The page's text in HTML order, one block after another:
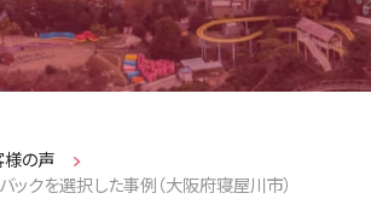
でお悩みの方
でお悩みの方
物件でお悩みの方
様の声
ックを選択した事例（大阪府寝屋川市）